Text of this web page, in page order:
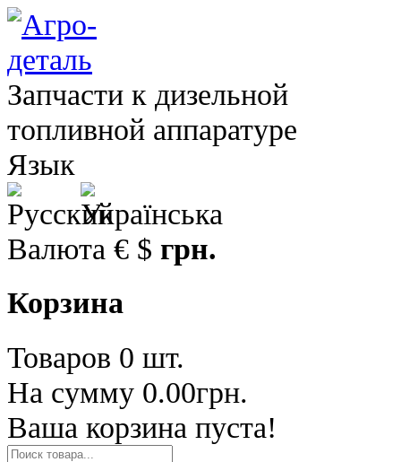
Запчасти к дизельной
топливной аппаратуре
Язык
Валюта € $ грн.
Корзина
Товаров 0 шт.
На сумму 0.00грн.
Ваша корзина пуста!